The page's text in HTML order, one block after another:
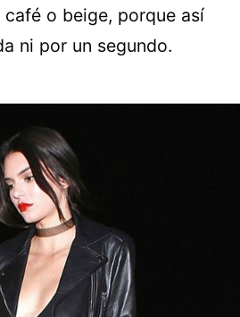
o beige, porque así
ni por un segundo.